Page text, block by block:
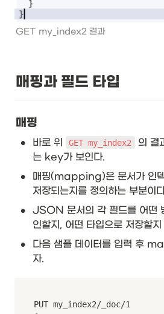
GET my_index2 결과
매핑과 필드 타입
매핑
• 바로 위 GET my_index2
의
는 key가 보인다.
•
매핑(mapping)은 문서가 인
저장되는지를 정의하는 부분이
•
JSON 문서의 각 필드를 어떤
인할지, 어떤 타입으로 저장할지
•
다음 샘플 데이터를 입력 후
자.